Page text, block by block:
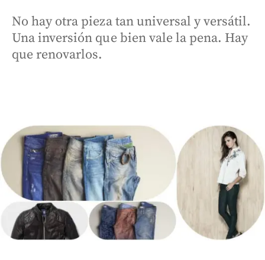
No hay otra pieza tan universal y versátil.
Una inversión que bien vale la pena. Hay
que renovarlos.